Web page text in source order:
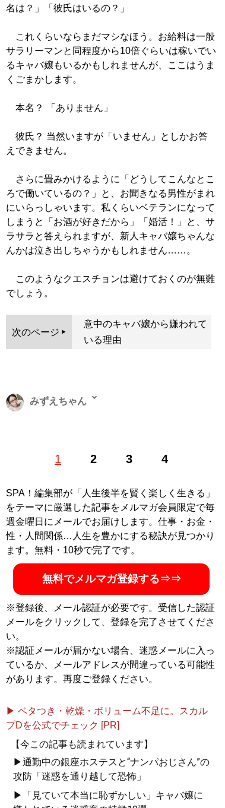
名は？」「彼氏はいるの？」
これくらいならまだマシなほう。お給料は一般
サラリーマンと同程度から10倍ぐらいは稼いでい
るキャバ嬢もいるかもしれませんが、ここはうま
くごまかします。
本名？ 「ありません」
彼氏？ 当然いますが「いません」としかお答
えできません。
さらに畳みかけるように「どうしてこんなとこ
ろで働いているの？」と、お聞きなる男性がまれ
にいらっしゃいます。私くらいベテランになって
しまうと「お酒が好きだから」「婚活！」と、サ
ラサラと答えられますが、新人キャバ嬢ちゃんな
んかは泣き出しちゃうかもしれません……。
このようなクエスチョンは避けておくのが無難
でしょう。
次のページ
意中のキャバ嬢から嫌われて
いる理由
1 2 3 4
みずえちゃん
後、大阪市内の広告代理店に勤務する傍ら、キャバ嬢デ
在は銀座ホステスとライターを兼業。X（旧Twitter）：
@mizuechan1989
記事一覧へ
SPA！編集部が「人生後半を賢く楽しく生きる」
をテーマに厳選した記事をメルマガ会員限定で毎
週金曜日にメールでお届けします。仕事・お金・
性・人間関係…人生を豊かにする秘訣が見つかり
ます。無料・10秒で完了です。
無料でメルマガ登録する⇒⇒
※登録後、メール認証が必要です。受信した認証
メールをクリックして、登録を完了させてくださ
い。
※認証メールが届かない場合、迷惑メールに入っ
ているか、メールアドレスが間違っている可能性
があります。再度ご登録ください。
▶ ベタつき・乾燥・ボリューム不足に。スカル
プDを公式でチェック [PR]
【今この記事も読まれています】
▶通勤中の銀座ホステスと“ナンパおじさん”の
攻防「迷惑を通り越して恐怖」
▶「見ていて本当に恥ずかしい」キャバ嬢に